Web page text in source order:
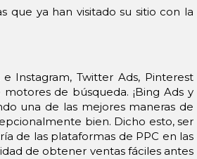
que ya han visitado su sitio con la
Instagram, Twitter Ads, Pinterest
de búsqueda. ¡Bing Ads y
una de las mejores maneras de
bien. Dicho esto, ser
de las plataformas de PPC en las
de obtener ventas fáciles antes